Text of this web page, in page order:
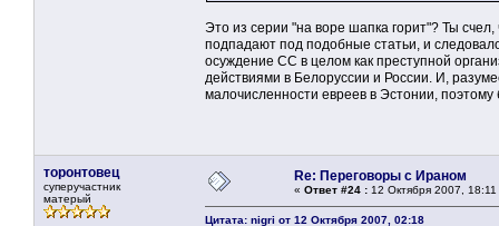
Это из серии "на воре шапка горит"? Ты
подпадают под подобные статьи, и
осуждение СС в целом как преступной
действиями в Белоруссии и России. И,
малочисленности евреев в Эстонии,
торонтовец
суперучастник
матерый
Re: Переговоры с Ираном
« Ответ #24 : 12 Октября 2007, 18:11
Цитата: nigri от 12 Октября 2007, 02:18